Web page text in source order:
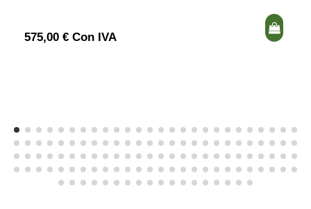
575,00 € Con IVA